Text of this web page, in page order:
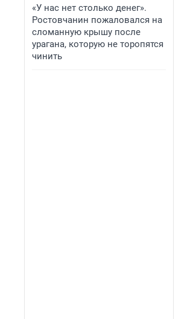
«У нас нет столько денег».
Ростовчанин пожаловался на
сломанную крышу после
урагана, которую не торопятся
чинить